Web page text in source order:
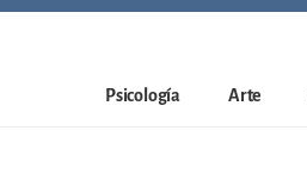
Psicología Arte